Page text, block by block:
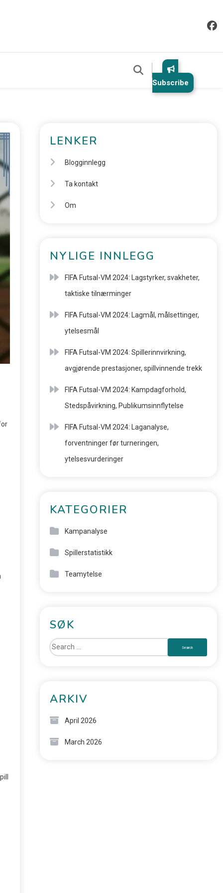
Subscribe
LENKER
Blogginnlegg
Ta kontakt
Om
NYLIGE INNLEGG
FIFA Futsal-VM 2024: Lagstyrker, svakheter,
taktiske tilnærminger
FIFA Futsal-VM 2024: Lagmål, målsettinger,
ytelsesmål
FIFA Futsal-VM 2024: Spillerinnvirkning,
avgjørende prestasjoner, spillvinnende trekk
FIFA Futsal-VM 2024: Kampdagforhold,
Stedspåvirkning, Publikumsinnflytelse
FIFA Futsal-VM 2024: Laganalyse,
forventninger før turneringen,
ytelsesvurderinger
KATEGORIER
Kampanalyse
Spillerstatistikk
Teamytelse
SØK
ARKIV
April 2026
March 2026